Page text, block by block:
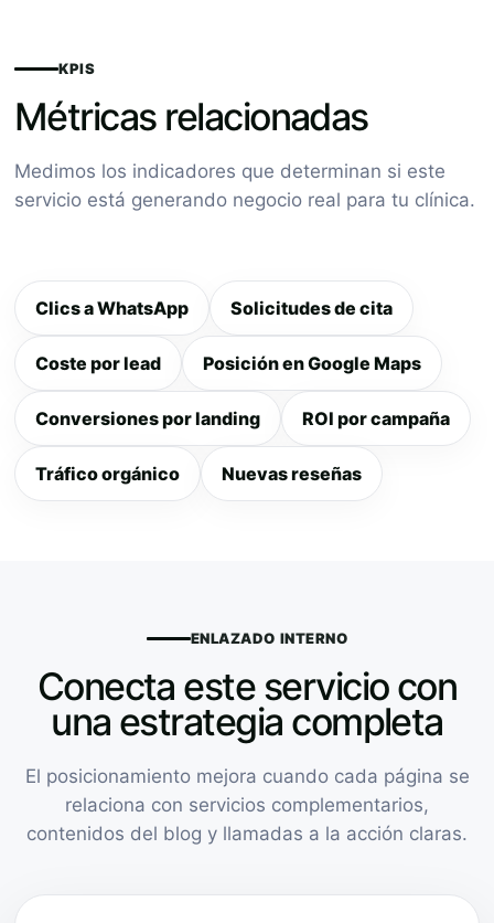
KPIS
Métricas relacionadas
Medimos los indicadores que determinan si este
servicio está generando negocio real para tu clínica.
Clics a WhatsApp Solicitudes de cita
Coste por lead Posición en Google Maps
Conversiones por landing ROI por campaña
Tráfico orgánico Nuevas reseñas
ENLAZADO INTERNO
Conecta este servicio con
una estrategia completa
El posicionamiento mejora cuando cada página se
relaciona con servicios complementarios,
contenidos del blog y llamadas a la acción claras.